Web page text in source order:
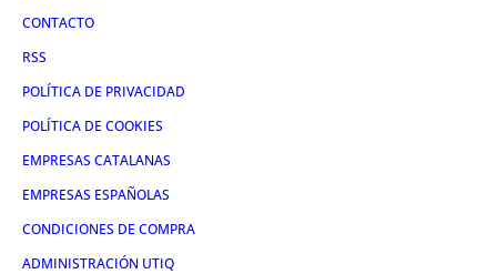
CONTACTO
RSS
POLÍTICA DE PRIVACIDAD
POLÍTICA DE COOKIES
EMPRESAS CATALANAS
EMPRESAS ESPAÑOLAS
CONDICIONES DE COMPRA
ADMINISTRACIÓN UTIQ